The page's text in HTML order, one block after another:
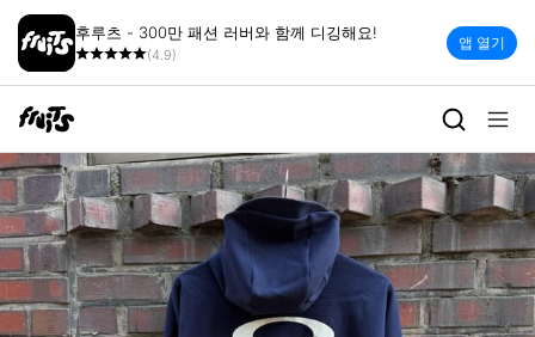
후루츠 - 300만 패션 러버와 함께 디깅해요!
(4.9)
앱 열기